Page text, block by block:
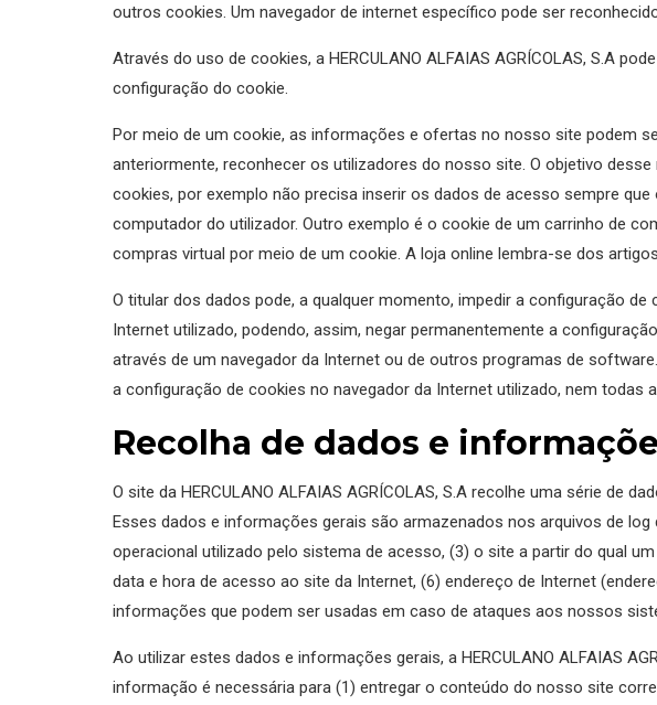
outros cookies. Um navegador de internet específico pode ser
Através do uso de cookies, a HERCULANO ALFAIAS AGRÍCOLAS, S.A
configuração do cookie.
Por meio de um cookie, as informações e ofertas no nosso site podem
anteriormente, reconhecer os utilizadores do nosso site. O objetivo
cookies, por exemplo não precisa inserir os dados de acesso sempre
computador do utilizador. Outro exemplo é o cookie de um carrinho de
compras virtual por meio de um cookie. A loja online lembra-se dos
O titular dos dados pode, a qualquer momento, impedir a configuração
Internet utilizado, podendo, assim, negar permanentemente a
através de um navegador da Internet ou de outros programas de
a configuração de cookies no navegador da Internet utilizado, nem
Recolha de dados e
O site da HERCULANO ALFAIAS AGRÍCOLAS, S.A recolhe uma série
Esses dados e informações gerais são armazenados nos arquivos de
operacional utilizado pelo sistema de acesso, (3) o site a partir do qual
data e hora de acesso ao site da Internet, (6) endereço de Internet
informações que podem ser usadas em caso de ataques aos nossos
Ao utilizar estes dados e informações gerais, a HERCULANO ALFAIAS
informação é necessária para (1) entregar o conteúdo do nosso site